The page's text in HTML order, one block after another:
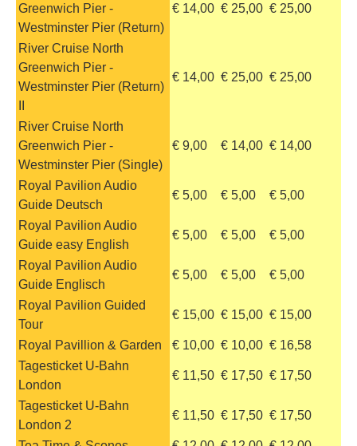
Greenwich Pier -
Westminster Pier (Return)
€ 14,00 € 25,00 € 25,00
River Cruise North
Greenwich Pier -
Westminster Pier (Return)
€ 14,00 € 25,00 € 25,00
River Cruise North
Greenwich Pier -
Westminster Pier (Single)
€ 9,00 € 14,00 € 14,00
Royal Pavilion Audio
Guide Deutsch
€ 5,00 € 5,00 € 5,00
Royal Pavilion Audio
Guide easy English
€ 5,00 € 5,00 € 5,00
Royal Pavilion Audio
Guide Englisch
€ 5,00 € 5,00 € 5,00
Royal Pavilion Guided
Tour
€ 15,00 € 15,00 € 15,00
Royal Pavillion & Garden € 10,00 € 10,00 € 16,58
Tagesticket U-Bahn
London
€ 11,50 € 17,50 € 17,50
Tagesticket U-Bahn
London 2
€ 11,50 € 17,50 € 17,50